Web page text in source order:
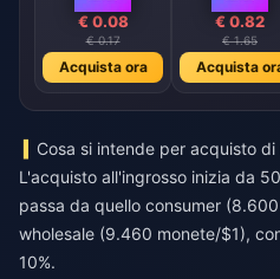
€ 0.08
€ 0.17
Acquista ora
€ 0.82
€ 1.65
Acquista
Cosa si intende per acquisto
L'acquisto all'ingrosso inizia da
passa da quello consumer
wholesale (9.460 monete/$1),
10%.